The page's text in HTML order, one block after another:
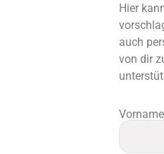
Hier
auch
von dir
Vorname